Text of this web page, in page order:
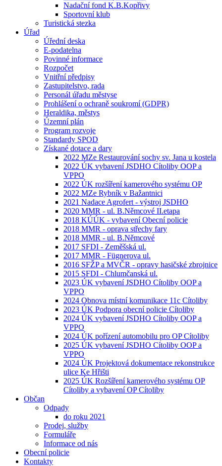
Nadační fond K.B.Kopřivy
Sportovní klub
Turistická stezka
Úřad
Úřední deska
E-podatelna
Povinné informace
Rozpočet
Vnitřní předpisy
Zastupitelstvo, rada
Personál úřadu městyse
Prohlášení o ochraně soukromí (GDPR)
Heraldika, městys
Územní plán
Program rozvoje
Standardy SPOD
Získané dotace a dary
2022 MZe Restaurování sochy sv. Jana u kostela
2022 ÚK vybavení JSDHO Cítoliby OOP a
VPPO
2022 ÚK rozšíření kamerového systému OP
2022 MZe Rybník v Bažantnici
2021 Nadace Agrofert - výstroj JSDHO
2020 MMR - ul. B.Němcové II.etapa
2018 KÚÚK - vybavení Obecní policie
2018 MMR - oprava střechy fary
2018 MMR - ul. B.Němcové
2017 SFDI - Zeměšská ul.
2017 MMR - Fügnerova ul.
2016 SFŽP a MVČR - opravy hasičské zbrojnice
2015 SFDI - Chlumčanská ul.
2023 ÚK vybavení JSDHO Cítoliby OOP a
VPPO
2024 Obnova místní komunikace 11c Cítoliby
2023 ÚK Podpora obecní policie Cítoliby
2024 ÚK vybavení JSDHO Cítoliby OOP a
VPPO
2024 ÚK pořízení automobilu pro OP Cítoliby
2025 ÚK vybavení JSDHO Cítoliby OOP a
VPPO
2024 ÚK Projektová dokumentace rekonstrukce
ulice Ke Hřišti
2025 ÚK Rozšíření kamerového systému OP
Cítoliby a vybavení OP Cítoliby
Občan
Odpady
do roku 2021
Prodej, služby
Formuláře
Informace od nás
Obecní policie
Kontakty